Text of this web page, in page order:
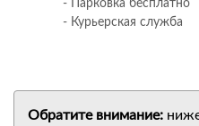
- Парковка бесплатно
- Курьерская служба
Обратите внимание: